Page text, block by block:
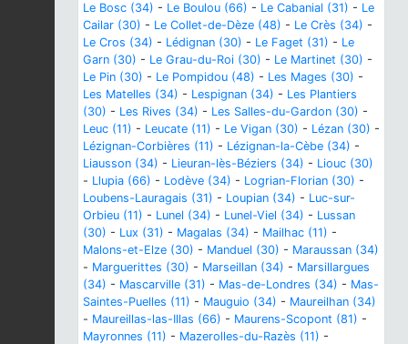
Le Bosc (34) - Le Boulou (66) - Le Cabanial (31) - Le
Cailar (30) - Le Collet-de-Dèze (48) - Le Crès (34) -
Le Cros (34) - Lédignan (30) - Le Faget (31) - Le
Garn (30) - Le Grau-du-Roi (30) - Le Martinet (30) -
Le Pin (30) - Le Pompidou (48) - Les Mages (30) -
Les Matelles (34) - Lespignan (34) - Les Plantiers
(30) - Les Rives (34) - Les Salles-du-Gardon (30) -
Leuc (11) - Leucate (11) - Le Vigan (30) - Lézan (30) -
Lézignan-Corbières (11) - Lézignan-la-Cèbe (34) -
Liausson (34) - Lieuran-lès-Béziers (34) - Liouc (30)
- Llupia (66) - Lodève (34) - Logrian-Florian (30) -
Loubens-Lauragais (31) - Loupian (34) - Luc-sur-
Orbieu (11) - Lunel (34) - Lunel-Viel (34) - Lussan
(30) - Lux (31) - Magalas (34) - Mailhac (11) -
Malons-et-Elze (30) - Manduel (30) - Maraussan (34)
- Marguerittes (30) - Marseillan (34) - Marsillargues
(34) - Mascarville (31) - Mas-de-Londres (34) - Mas-
Saintes-Puelles (11) - Mauguio (34) - Maureilhan (34)
- Maureillas-las-Illas (66) - Maurens-Scopont (81) -
Mayronnes (11) - Mazerolles-du-Razès (11) -